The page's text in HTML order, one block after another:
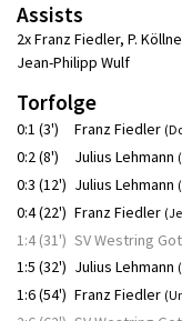
Assists
2x Franz Fiedler, P.
Jean-Philipp Wulf
Torfolge
0:1 (3') Franz Fiedler
0:2 (8') Julius Lehmann
0:3 (12') Julius Lehmann
0:4 (22') Franz Fiedler
1:4 (31') SV Westring
1:5 (32') Julius Lehmann
1:6 (54') Franz Fiedler